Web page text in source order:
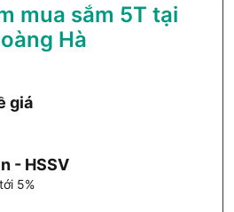
mua sắm 5T tại
Hà
giá
- HSSV
5%